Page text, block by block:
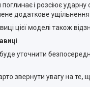
і розсіює
додаткове ущільнення
цієї моделі також
уточнити
звернути увагу на